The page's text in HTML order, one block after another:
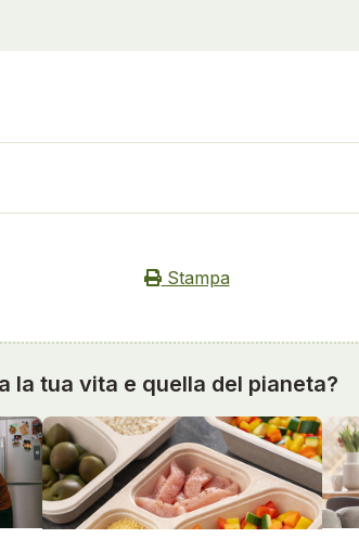
Stampa
la tua vita e quella del pianeta?